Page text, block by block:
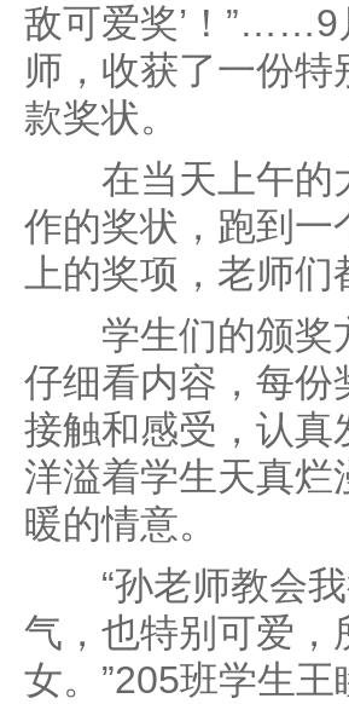
敌可爱奖’！”……9
师，收获了一份
款奖状。
在当天上午的
作的奖状，跑到一
上的奖项，老师们
学生们的颁奖
仔细看内容，每份
接触和感受，认真
洋溢着学生天真
暖的情意。
“孙老师教会我
气，也特别可爱，
女。”205班学生